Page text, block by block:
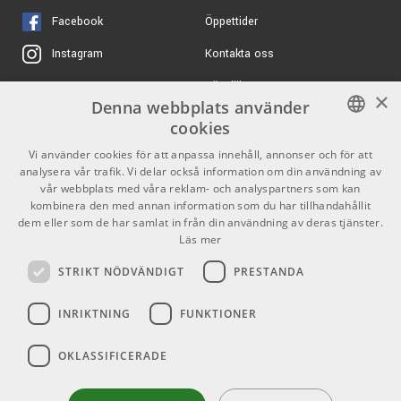
Facebook
Instagram
X
Youtube
TikTok
Öppettider
Kontakta oss
Köpvillkor
Butiken
Varumärken
GDPR & Cookies
Kontakt
Info
Mån-Fre: 10.00-18.00
Helgdagar
SWEDISH
ENGLISH
×
Denna webbplats använder
cookies
Vi använder cookies för att anpassa innehåll, annonser och för att
analysera vår trafik. Vi delar också information om din användning av
vår webbplats med våra reklam- och analyspartners som kan
kombinera den med annan information som du har tillhandahållit
dem eller som de har samlat in från din användning av deras tjänster.
Läs mer
STRIKT NÖDVÄNDIGT PRESTANDA
INRIKTNING FUNKTIONER
OKLASSIFICERADE